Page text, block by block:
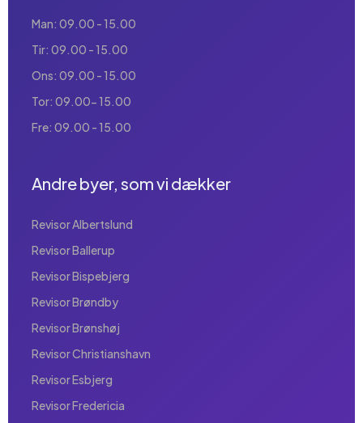
Man: 09.00 - 15.00
Tir: 09.00 - 15.00
Ons: 09.00 - 15.00
Tor: 09.00- 15.00
Fre: 09.00 - 15.00
Andre byer, som vi dækker
Revisor Albertslund
Revisor Ballerup
Revisor Bispebjerg
Revisor Brøndby
Revisor Brønshøj
Revisor Christianshavn
Revisor Esbjerg
Revisor Fredericia